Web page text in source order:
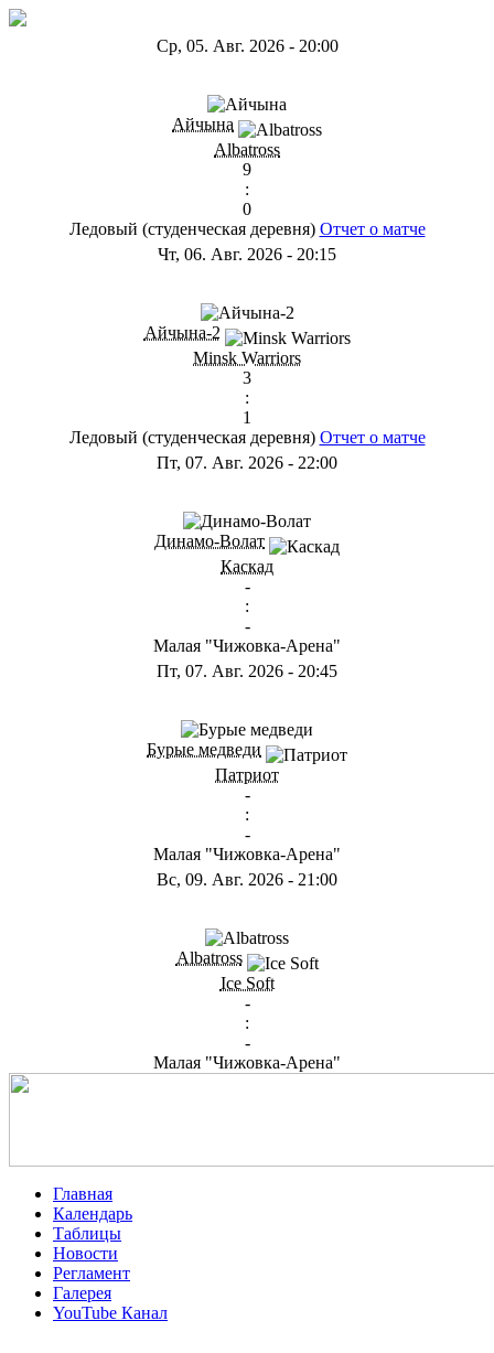
Ср, 05. Авг. 2026- 20:00
Айчына
Albatross
9
:
0
Ледовый (студенческая деревня) Отчет о матче
Чт, 06. Авг. 2026 - 20:15
Айчына-2
Minsk Warriors
3
:
1
Ледовый (студенческая деревня) Отчет о матче
Пт, 07. Авг. 2026 - 22:00
Динамо-Волат
Каскад
-
:
-
Малая "Чижовка-Арена"
Пт, 07. Авг. 2026 - 20:45
Бурые медведи
Патриот
-
:
-
Малая "Чижовка-Арена"
Вс, 09. Авг. 2026 - 21:00
Albatross
Ice Soft
-
:
-
Малая "Чижовка-Арена"
Главная
Календарь
Таблицы
Новости
Регламент
Галерея
YouTube Канал